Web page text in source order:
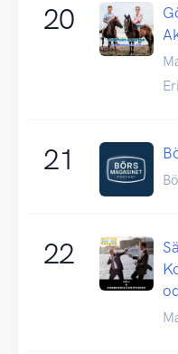
20
21
22